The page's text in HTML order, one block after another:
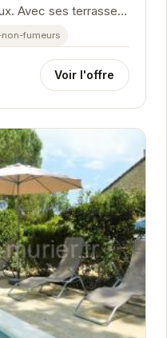
Avec ses terrasses
et son local à vélos...
fumeurs
Voir l'offre